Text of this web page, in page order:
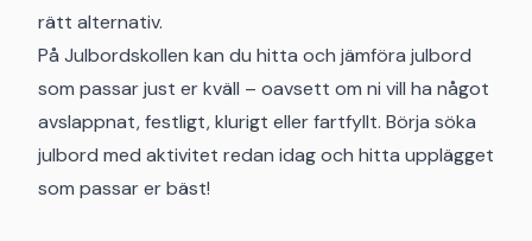
rätt alternativ.
På Julbordskollen kan du hitta och jämföra julbord
som passar just er kväll – oavsett om ni vill ha något
avslappnat, festligt, klurigt eller fartfyllt. Börja söka
julbord med aktivitet redan idag och hitta upplägget
som passar er bäst!